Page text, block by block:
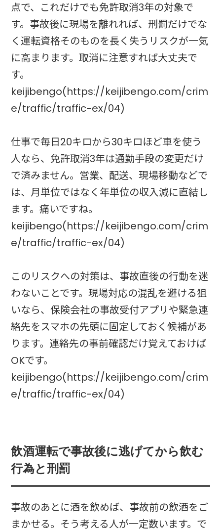
点で、これだけでも免許取消3年の対象で
す。事故後に現場を離れれば、刑罰だけでな
く運転資格そのものを長く失うリスクが一気
に高まります。取消に注意すれば大丈夫で
す。
keijibengo(https://keijibengo.com/crim
e/traffic/traffic-ex/04)
仕事で毎日20キロから30キロほど車を使う
人なら、免許取消3年は通勤手段の変更だけ
で済みません。営業、配送、現場移動などで
は、月単位ではなく年単位の収入減に直結し
ます。痛いですね。
keijibengo(https://keijibengo.com/crim
e/traffic/traffic-ex/04)
このリスクへの対策は、事故直後の行動を迷
わないことです。現場対応の混乱を避ける狙
いなら、保険会社の事故受付アプリや緊急連
絡先をスマホの先頭に固定しておく候補があ
ります。連絡先の事前確認だけ覚えておけば
OKです。
keijibengo(https://keijibengo.com/crim
e/traffic/traffic-ex/04)
飲酒運転で事故後に逃げてから飲む
行為と刑罰
事故のあとに酒を飲めば、事故前の飲酒をご
まかせる。そう考える人が一定数います。で